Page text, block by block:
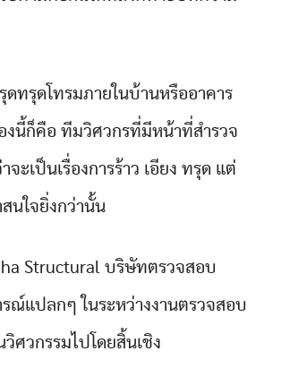
ทรุดโทรมภายในบ้านหรืออาคาร
งนี้ก็คือ ทีมวิศวกรที่มีหน้าที่สำรวจ
ะเป็นเรื่องการร้าว เอียง ทรุด แต่
นใจยิ่งกว่านั้น
Structural บริษัทตรวจสอบ
ณ์แปลกๆ ในระหว่างงานตรวจสอบ
ศวกรรมไปโดยสิ้นเชิง